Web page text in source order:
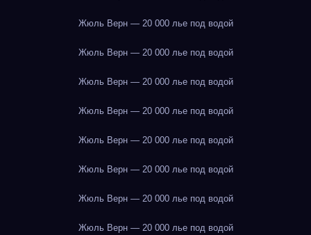
Жюль Верн — 20 000 лье под водой
Жюль Верн — 20 000 лье под водой
Жюль Верн — 20 000 лье под водой
Жюль Верн — 20 000 лье под водой
Жюль Верн — 20 000 лье под водой
Жюль Верн — 20 000 лье под водой
Жюль Верн — 20 000 лье под водой
Жюль Верн — 20 000 лье под водой